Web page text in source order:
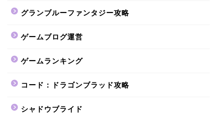
グランブルーファンタジー攻略
ゲームブログ運営
ゲームランキング
コード：ドラゴンブラッド攻略
シャドウブライド